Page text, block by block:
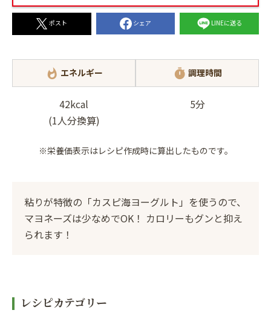
ポスト シェア LINEに送る
whatshot エネルギー
42kcal
(1人分換算)
timer 調理時間
5分
※栄養価表示はレシピ作成時に算出したものです。
粘りが特徴の「カスピ海ヨーグルト」を使うので、
マヨネーズは少なめでOK！ カロリーもグンと抑え
られます！
レシピカテゴリー